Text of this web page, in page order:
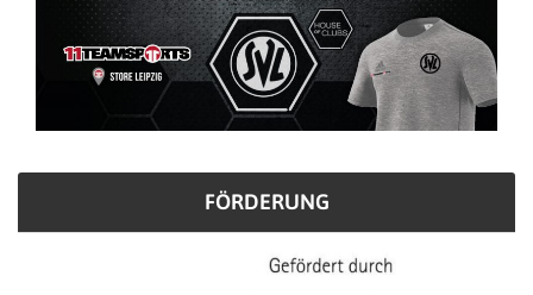
FÖRDERUNG